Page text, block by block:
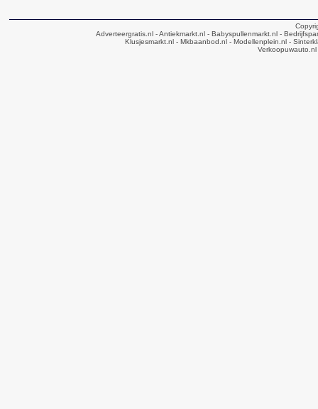
Adverteergratis.nl - Antiekmarkt.nl - Babyspullenmarkt.nl -
Klusjesmarkt.nl- Mkbaanbod.nl- Modellenplein.nl-
Verkoopuwauto.nl